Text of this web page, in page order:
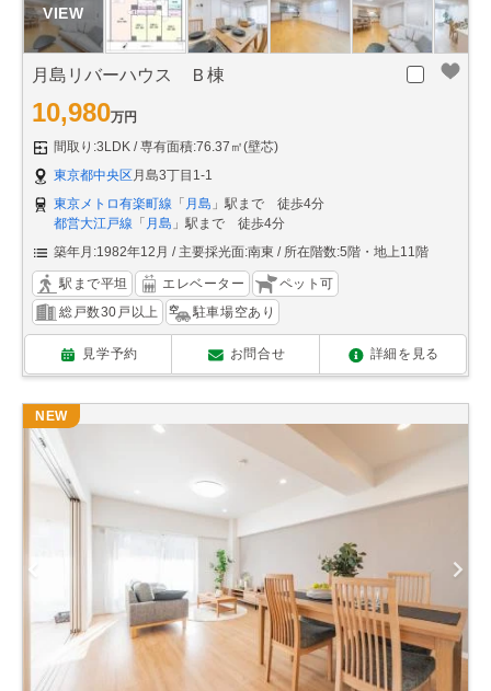
月島リバーハウス Ｂ棟
10,980万円
間取り:3LDK
専有面積:76.37㎡(壁芯)
東京都中央区 月島3丁目1-1
東京メトロ有楽町線 「 月島 」駅まで 徒歩4分
都営大江戸線 「 月島 」駅まで 徒歩4分
築年月:1982年12月
主要採光面:南東 所在階数:5階・地上11階
駅まで平坦 エレベーター
ペット可
総戸数30戸以上
駐車場空あり
見学予約 お問合せ 詳細を見る
NEW